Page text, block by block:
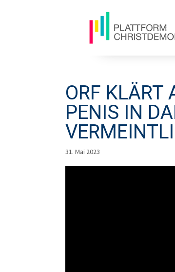
ORF KLÄRT
PENIS IN
31. Mai 2023